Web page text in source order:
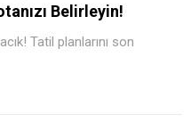
Belirleyin!
Tatil planlarını son